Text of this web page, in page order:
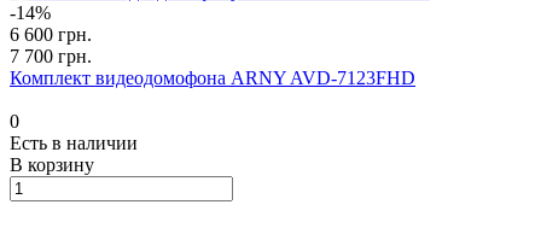
-14%
6 600 грн.
7 700 грн.
Комплект видеодомофона ARNY AVD-7123FHD
0
Есть в наличии
В корзину